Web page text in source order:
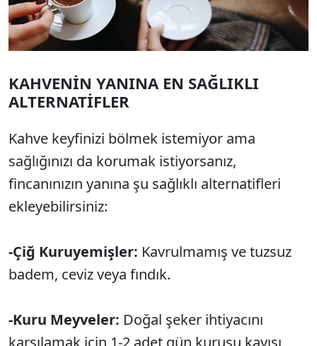
KAHVENİN YANINA EN SAĞLIKLI
ALTERNATİFLER
Kahve keyfinizi bölmek istemiyor ama
sağlığınızı da korumak istiyorsanız,
fincanınızın yanına şu sağlıklı alternatifleri
ekleyebilirsiniz:
-Çiğ Kuruyemişler: Kavrulmamış ve tuzsuz
badem, ceviz veya fındık.
-Kuru Meyveler: Doğal şeker ihtiyacını